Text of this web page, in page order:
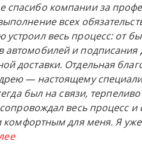
спасибо компании за
всех
устроил весь процесс: от
автомобилей и подписания
доставки. Отдельная
— настоящему
был на связи,
весь процесс и
комфортным для меня. Я